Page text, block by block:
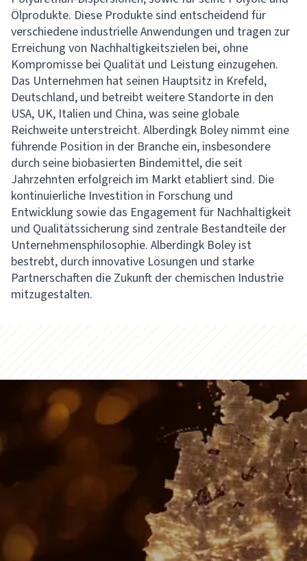
Ölprodukte. Diese Produkte sind entscheidend für
verschiedene industrielle Anwendungen und tragen zur
Erreichung von Nachhaltigkeitszielen bei, ohne
Kompromisse bei Qualität und Leistung einzugehen.
Das Unternehmen hat seinen Hauptsitz in Krefeld,
Deutschland, und betreibt weitere Standorte in den
USA, UK, Italien und China, was seine globale
Reichweite unterstreicht. Alberdingk Boley nimmt eine
führende Position in der Branche ein, insbesondere
durch seine biobasierten Bindemittel, die seit
Jahrzehnten erfolgreich im Markt etabliert sind. Die
kontinuierliche Investition in Forschung und
Entwicklung sowie das Engagement für Nachhaltigkeit
und Qualitätssicherung sind zentrale Bestandteile der
Unternehmensphilosophie. Alberdingk Boley ist
bestrebt, durch innovative Lösungen und starke
Partnerschaften die Zukunft der chemischen Industrie
mitzugestalten.